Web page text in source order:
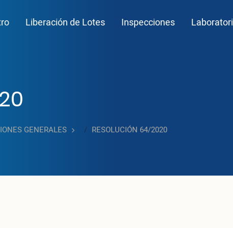
navigation
Liberación de Lotes Inspecciones
GENERALES RESOLUCIÓN 64/2020